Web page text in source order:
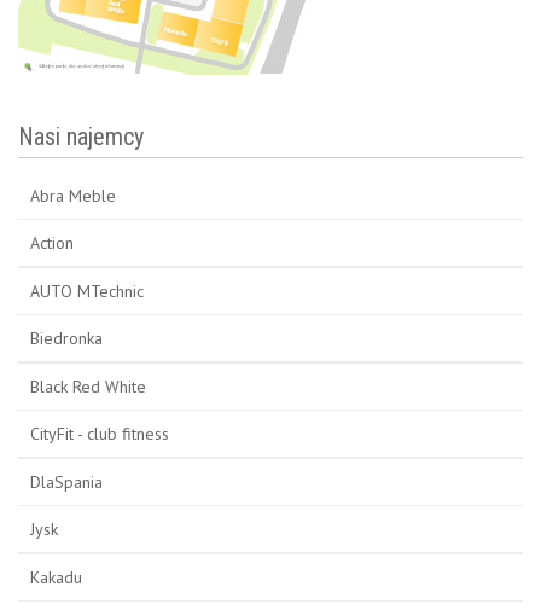
Nasi najemcy
Abra Meble
Action
AUTO MTechnic
Biedronka
Black Red White
CityFit - club fitness
DlaSpania
Jysk
Kakadu